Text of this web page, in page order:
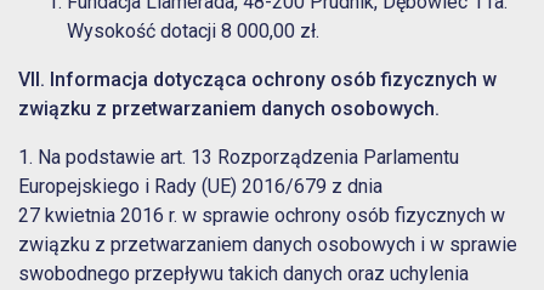
Wysokość dotacji 8 000,00 zł.
VII. Informacja dotycząca ochrony osób fizycznych w
związku z przetwarzaniem danych osobowych.
1. Na podstawie art. 13 Rozporządzenia Parlamentu
Europejskiego i Rady (UE) 2016/679 z dnia
27 kwietnia 2016 r. w sprawie ochrony osób fizycznych w
związku z przetwarzaniem danych osobowych i w sprawie
swobodnego przepływu takich danych oraz uchylenia